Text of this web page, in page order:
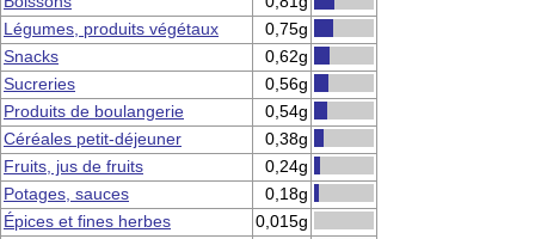
Légumes, produits végétaux
0,75g
Snacks
0,62g
Sucreries
0,56g
Produits de boulangerie
0,54g
Céréales petit-déjeuner
0,38g
Fruits, jus de fruits
0,24g
Potages, sauces
0,18g
Épices et fines herbes
0,015g